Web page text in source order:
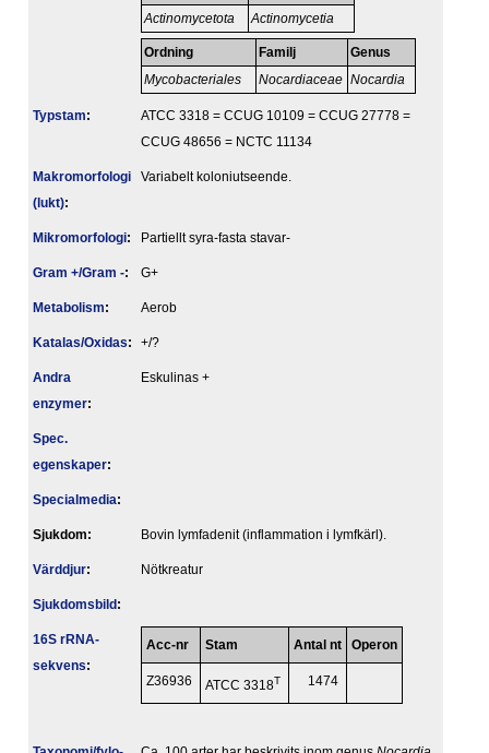
Actinomycetota Actinomycetia
Ordning
Mycobacteriales
Familj
Nocardiaceae
Genus
Nocardia
Typstam:
ATCC 3318 = CCUG 10109 = CCUG 27778 =
CCUG 48656 = NCTC 11134
Makromorfologi
(lukt):
Variabelt koloniutseende.
Mikromorfologi: Partiellt syra-fasta stavar-
Gram +/Gram -: G+
Metabolism: Aerob
Katalas/Oxidas: +/?
Andra
enzymer:
Eskulinas +
Spec.
egenskaper:
Specialmedia:
Sjukdom: Bovin lymfadenit (inflammation i lymfkärl).
Värddjur: Nötkreatur
Sjukdomsbild :
16S rRNA-
sekvens:
Acc-nr Stam Antal nt Operon
Z36936 ATCC 3318T 1474